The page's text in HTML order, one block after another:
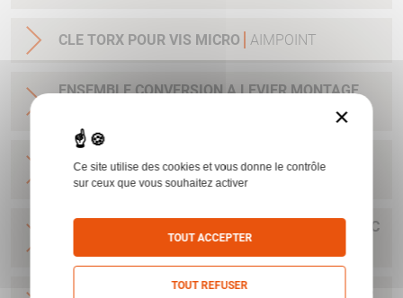
CLE TORX POUR VIS MICRO AIMPOINT
ENSEMBLE CONVERSION A LEVIER MONTAGE
BASE MICRO POUR RAIL 11 MM AVEC CLEF ET
VIS H1&H2&ACRO AIMPOINT
BASE POUR H1&H2&ACRO&MICRO SAFARI AVEC
×
Ce site utilise des cookies et vous donne le contrôle
sur ceux que vous souhaitez activer
TOUT ACCEPTER
TOUT REFUSER